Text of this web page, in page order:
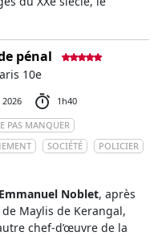
pénal
10e
1h40
PAS MANQUER
SOCIÉTÉ
POLICIER
Emmanuel Noblet, après
Maylis de Kerangal,
chef-d’œuvre de la